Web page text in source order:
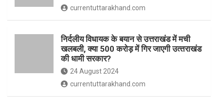
currentuttarakhand.com
निर्दलीय विधायक के बयान से उत्तराखंड में मची
खलबली, क्‍या 500 करोड़ में गिर जाएगी उत्‍तराखंड
की धामी सरकार?
24 August 2024
currentuttarakhand.com